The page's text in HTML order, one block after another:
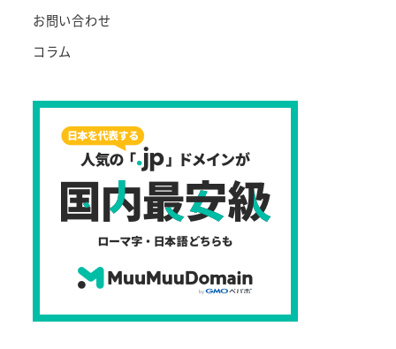
お問い合わせ
コラム